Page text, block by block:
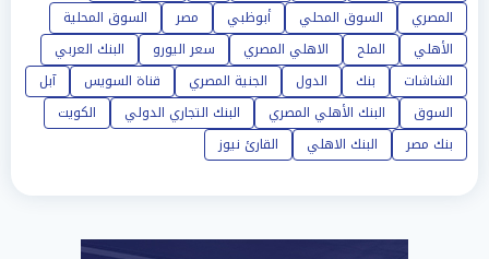
المصري
السوق المحلي أبوظبي مصر
السوق المحلية
الأهلي
الملح الاهلي المصري سعر اليورو
البنك العربي
الشاشات
بنك الدول الجنية المصري قناة السويس
آبل
السوق
البنك الأهلي المصري البنك التجاري الدولي
الكويت
بنك مصر
البنك الاهلي القارئ نيوز